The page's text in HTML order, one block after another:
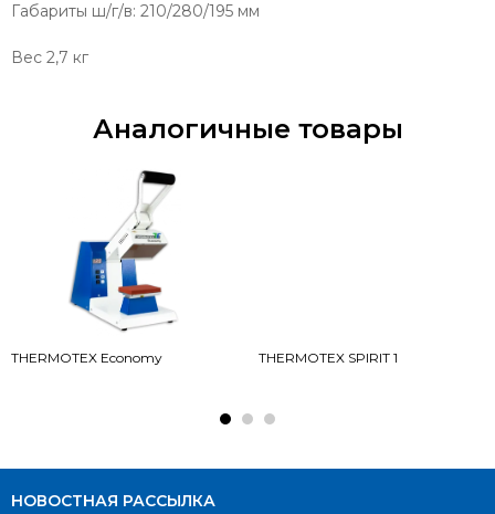
Габариты ш/г/в: 210/280/195 мм
Вес 2,7 кг
Аналогичные товары
THERMOTEX Economy THERMOTEX SPIRIT 1
НОВОСТНАЯ РАССЫЛКА